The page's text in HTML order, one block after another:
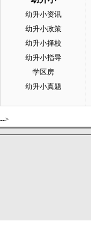
幼升小资讯
幼升小政策
幼升小择校
幼升小指导
学区房
幼升小真题
-->